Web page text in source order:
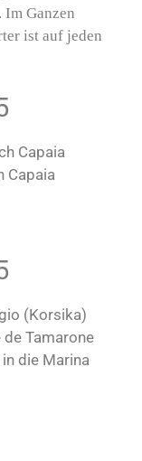
Ganzen
ist auf jeden
Capaia
Capaia
(Korsika)
de Tamarone
die Marina